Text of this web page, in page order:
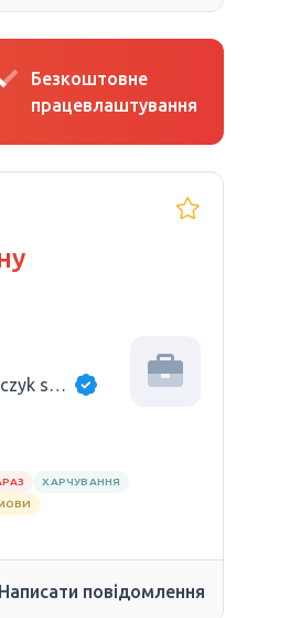
Безкоштовне
працевлаштування
Golkonda M.Rujna B.Sieńczyk sp.j.
ХАРЧУВАННЯ
Написати повідомлення